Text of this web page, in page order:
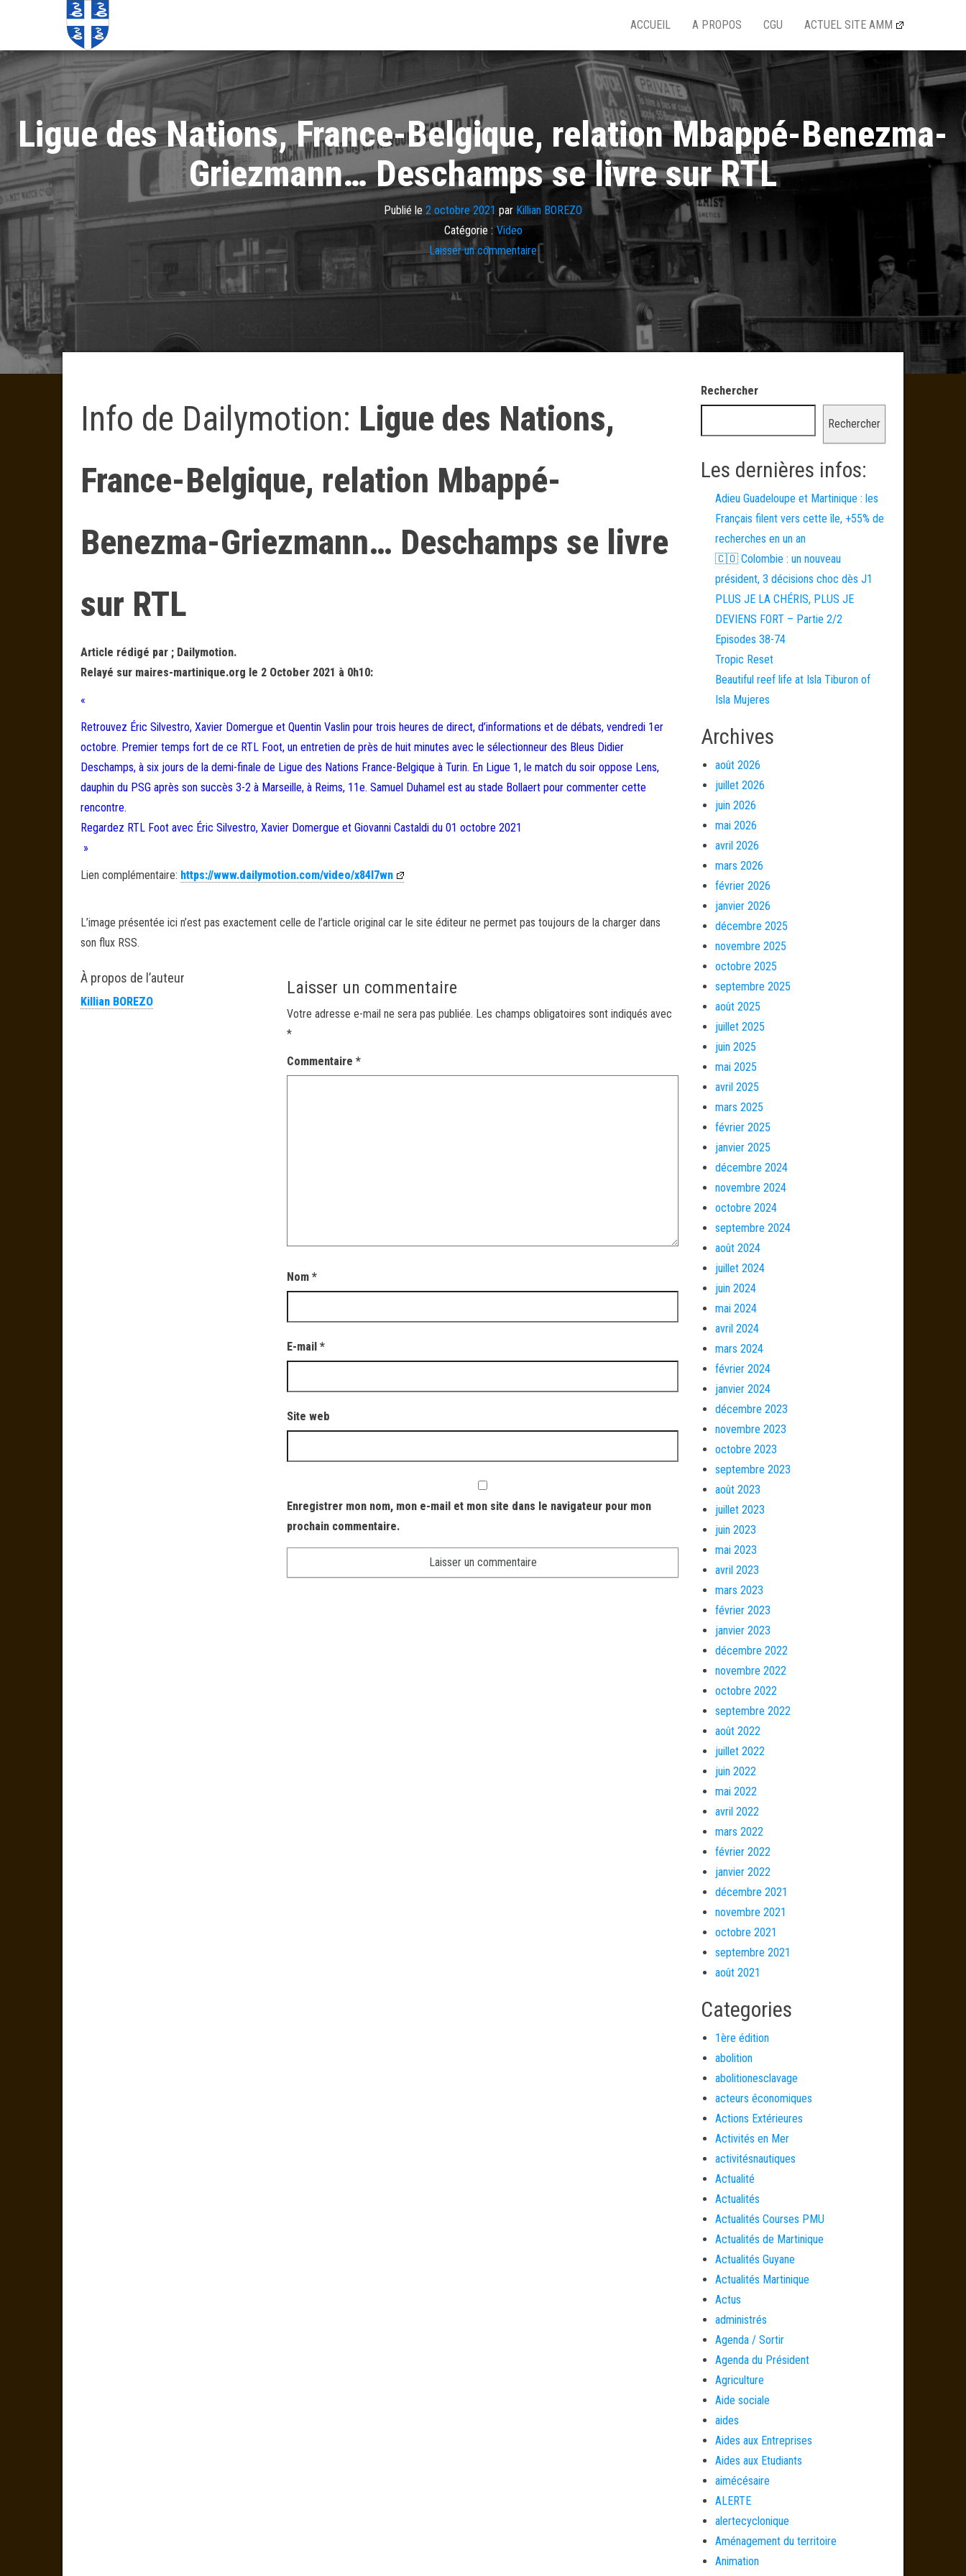
ACCUEIL A PROPOS CGU ACTUEL SITE AMM
Ligue des Nations, France-Belgique, relation Mbappé-Benezma-
Griezmann… Deschamps se livre sur RTL
Publié le 2 octobre 2021 par Killian BOREZO
Catégorie : Video
Laisser un commentaire
Info de Dailymotion: Ligue des Nations,
France-Belgique, relation Mbappé-
Benezma-Griezmann… Deschamps se livre
sur RTL
Article rédigé par ; Dailymotion.
Relayé sur maires-martinique.org le 2 October 2021 à 0h10:
«
Retrouvez Éric Silvestro, Xavier Domergue et Quentin Vaslin pour trois heures de direct, d’informations et de débats, vendredi 1er
octobre. Premier temps fort de ce RTL Foot, un entretien de près de huit minutes avec le sélectionneur des Bleus Didier
Deschamps, à six jours de la demi-finale de Ligue des Nations France-Belgique à Turin. En Ligue 1, le match du soir oppose Lens,
dauphin du PSG après son succès 3-2 à Marseille, à Reims, 11e. Samuel Duhamel est au stade Bollaert pour commenter cette
rencontre.
Regardez RTL Foot avec Éric Silvestro, Xavier Domergue et Giovanni Castaldi du 01 octobre 2021
»
Lien complémentaire: https://www.dailymotion.com/video/x84l7wn
L’image présentée ici n’est pas exactement celle de l’article original car le site éditeur ne permet pas toujours de la charger dans
son flux RSS.
À propos de l’auteur
Killian BOREZO
Laisser un commentaire
Votre adresse e-mail ne sera pas publiée. Les champs obligatoires sont indiqués avec
*
Commentaire*
Nom*
E-mail*
Site web
Enregistrer mon nom, mon e-mail et mon site dans le navigateur pour mon
prochain commentaire.
Rechercher
Rechercher
Les dernières infos:
Adieu Guadeloupe et Martinique : les
Français filent vers cette île, +55% de
recherches en un an
🇨🇴 Colombie : un nouveau
président, 3 décisions choc dès J1
PLUS JE LA CHÉRIS, PLUS JE
DEVIENS FORT – Partie 2/2
Episodes 38-74
Tropic Reset
Beautiful reef life at Isla Tiburon of
Isla Mujeres
Archives
août 2026
juillet 2026
juin 2026
mai 2026
avril 2026
mars 2026
février 2026
janvier 2026
décembre 2025
novembre 2025
octobre 2025
septembre 2025
août 2025
juillet 2025
juin 2025
mai 2025
avril 2025
mars 2025
février 2025
janvier 2025
décembre 2024
novembre 2024
octobre 2024
septembre 2024
août 2024
juillet 2024
juin 2024
mai 2024
avril 2024
mars 2024
février 2024
janvier 2024
décembre 2023
novembre 2023
octobre 2023
septembre 2023
août 2023
juillet 2023
juin 2023
mai 2023
avril 2023
mars 2023
février 2023
janvier 2023
décembre 2022
novembre 2022
octobre 2022
septembre 2022
août 2022
juillet 2022
juin 2022
mai 2022
avril 2022
mars 2022
février 2022
janvier 2022
décembre 2021
novembre 2021
octobre 2021
septembre 2021
août 2021
Categories
1ère édition
abolition
abolitionesclavage
acteurs économiques
Actions Extérieures
Activités en Mer
activitésnautiques
Actualité
Actualités
Actualités Courses PMU
Actualités de Martinique
Actualités Guyane
Actualités Martinique
Actus
administrés
Agenda / Sortir
Agenda du Président
Agriculture
Aide sociale
aides
Aides aux Entreprises
Aides aux Etudiants
aimécésaire
ALERTE
alertecyclonique
Aménagement du territoire
Animation